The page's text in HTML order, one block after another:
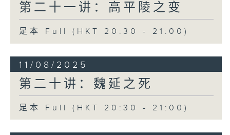
第二十一讲：高平陵之变
足本 Full (HKT 20:30 - 21:00)
11/08/2025
第二十讲：魏延之死
足本 Full (HKT 20:30 - 21:00)